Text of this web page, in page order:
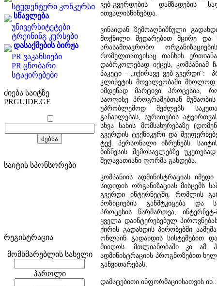
სტუდენტური კონკურსი
სწავლება
უნივერსიტეტები
ტრეინინგ კურსები
დასაქმების ბირჟა
PR ვაკანსიები
PR ცნობარი
სტაჟირებები
ძიება საიტზე
PRGUIDE.GE
საიტის სპონსორები
რეგისტრაცია
მომხმარებლის სახელი
პაროლი
ვებ-გვერდების დამზადების
ითვალისწინებდა.
ვინაიდან ზემოაღნიშნული
მოქნილი შედარებით მცირე და
არასამთავრობო
რომელთათვისაც თანხის
დაბრკოლებად იქცეს, კომპანიამ
პაკეტი - „იქირავე ვებ-გვერდი":
კლინეტის მოვალეობაში მხოლოდ
იმდენად მარტივი პროცესია,
საოფისე პროგრამებთან
უპრობლემოდ შეძლებს
განახლებას, სურათების
სხვა სახის მომსახურებაზე
გვერდის ტექნიკური და
ტექ. პერსონალი იზრუნებს.
ბიზნესის შემოსავლებზე
შეღავათიანი ფორმა გახდება.
კომპანიის ადმინისტრაციას
სიდიდის ორგანიზაციას მისცემს
გვერდი ინტერნეტში, რომლის
პოზიციების განმტკიცება და
პროცესის წარმართვა,
ყველა დაინტერესებულ
ქირის გადახდის პირობებში
ონლაინ გადახდის სისტემებით
მიიღოს. მთლიანობაში კი ამ
ადმინისტრაციის პროგნოზებით
განვითარებას.
დამატებითი ინფორმაციისათვის